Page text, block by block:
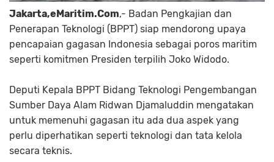
Jakarta,eMaritim.Com,- Badan Pengkajian dan
Penerapan Teknologi (BPPT) siap mendorong upaya
pencapaian gagasan Indonesia sebagai poros maritim
seperti komitmen Presiden terpilih Joko Widodo.
Deputi Kepala BPPT Bidang Teknologi Pengembangan
Sumber Daya Alam Ridwan Djamaluddin mengatakan
untuk memenuhi gagasan itu ada dua aspek yang
perlu diperhatikan seperti teknologi dan tata kelola
secara teknis.